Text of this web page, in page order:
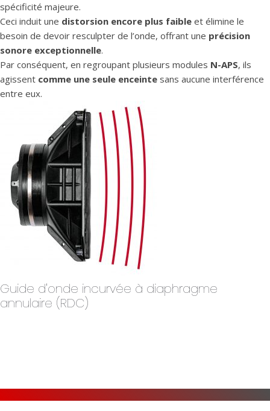
spécificité majeure.
Ceci induit une distorsion encore plus faible et élimine le
besoin de devoir resculpter de l’onde, offrant une précision
sonore exceptionnelle.
Par conséquent, en regroupant plusieurs modules N-APS, ils
agissent comme une seule enceinte sans aucune interférence
entre eux.
Guide d'onde incurvée à diaphragme
annulaire (RDC)